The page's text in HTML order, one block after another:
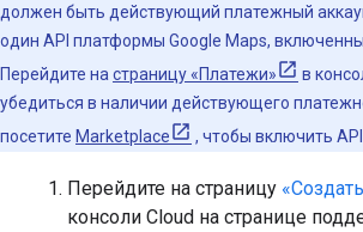
должен быть действующий платежный
один API платформы Google Maps,
Перейдите на страницу «Платежи»
в
убедиться в наличии действующего
посетите Marketplace , чтобы включить
Перейдите на страницу
консоли Cloud на странице